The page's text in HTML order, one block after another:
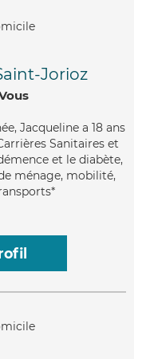
Jorioz
Jacqueline a 18 ans
Sanitaires et
et le diabète,
ménage, mobilité,